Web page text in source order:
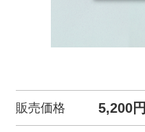
販売価格 5,200円